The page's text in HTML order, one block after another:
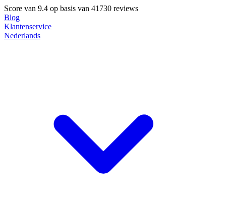
Score van 9.4 op basis van 41730 reviews
Blog
Klantenservice
Nederlands